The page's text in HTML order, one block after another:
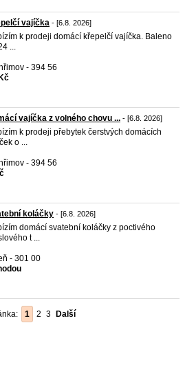
vajíčka - [6.8. 2026]
k prodeji domácí křepelčí vajíčka. Baleno
...
- 394 56
vajíčka z volného chovu ... - [6.8. 2026]
k prodeji přebytek čerstvých domácích
o ...
- 394 56
koláčky - [6.8. 2026]
domácí svatební koláčky z poctivého
t ...
- 301 00
1 2 3 Další